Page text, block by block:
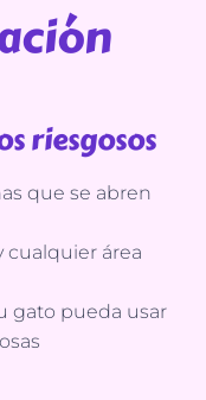
riesgosos
que se abren
cualquier área
gato pueda usar